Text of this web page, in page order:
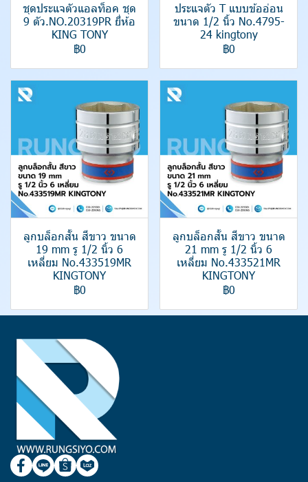
ชุดประแจตัวแอลท็อค ชุด
9 ตัว.NO.20319PR ยี่ห้อ
KING TONY
฿0
ประแจตัว T แบบข้ออ่อน
ขนาด 1/2 นิ้ว No.4795-
24 kingtony
฿0
ลูกบล็อกสั้น สีขาว ขนาด
19 mm รู 1/2 นิ้ว 6
เหลี่ยม No.433519MR
KINGTONY
฿0
ลูกบล็อกสั้น สีขาว ขนาด
21 mm รู 1/2 นิ้ว 6
เหลี่ยม No.433521MR
KINGTONY
฿0